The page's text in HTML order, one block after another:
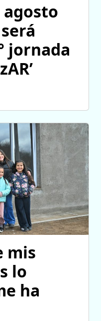
agosto
jornada
mis
lo
ha